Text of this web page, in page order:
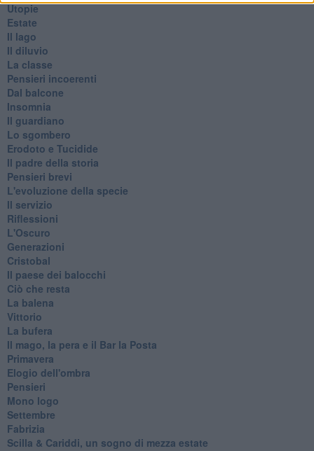
Utopie
Estate
Il lago
Il diluvio
La classe
Pensieri incoerenti
Dal balcone
Insomnia
Il guardiano
Lo sgombero
Erodoto e Tucidide
Il padre della storia
Pensieri brevi
L'evoluzione della specie
Il servizio
Riflessioni
L'Oscuro
Generazioni
Cristobal
Il paese dei balocchi
Ciò che resta
La balena
Vittorio
La bufera
Il mago, la pera e il Bar la Posta
Primavera
Elogio dell'ombra
Pensieri
Mono logo
Settembre
Fabrizia
​Scilla & Cariddi, un sogno di mezza estate